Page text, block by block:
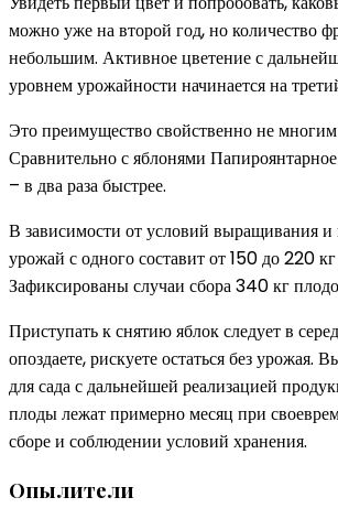
можно уже на второй год, но количество
небольшим. Активное цветение с
уровнем урожайности начинается на
Это преимущество свойственно не многим
Сравнительно с яблонями
– в два раза быстрее.
В зависимости от условий выращивания и
урожай с одного составит от 150 до 220
Зафиксированы случаи сбора 340 кг
Приступать к снятию яблок следует в
опоздаете, рискуете остаться без урожая.
для сада с дальнейшей реализацией
плоды лежат примерно месяц при
сборе и соблюдении условий хранения.
Опылители